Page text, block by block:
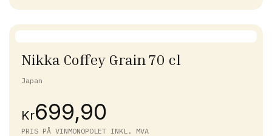
Nikka Coffey Grain 70 cl
Japan
Kr699,90
PRIS PÅ VINMONOPOLET INKL. MVA